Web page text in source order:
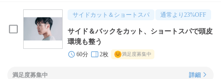
サイドカット＆ショートスパ 通常より 23%OFF
サイド＆バックをカット、ショートスパで頭皮
環境も整う
60分 2枚 満足度募集中
満足度募集中 詳細